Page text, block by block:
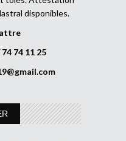
disponibles.
74 11 25